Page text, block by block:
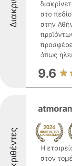
στο
στην
όπως
9.6
Διακριθέντες
Η
στον